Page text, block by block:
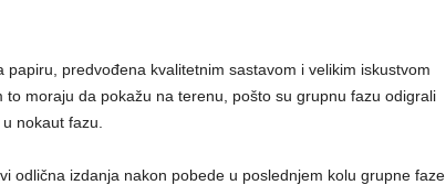
papiru, predvođena kvalitetnim sastavom i velikim iskustvom
to moraju da pokažu na terenu, pošto su grupnu fazu odigrali
nokaut fazu.
odlična izdanja nakon pobede u poslednjem kolu grupne faze